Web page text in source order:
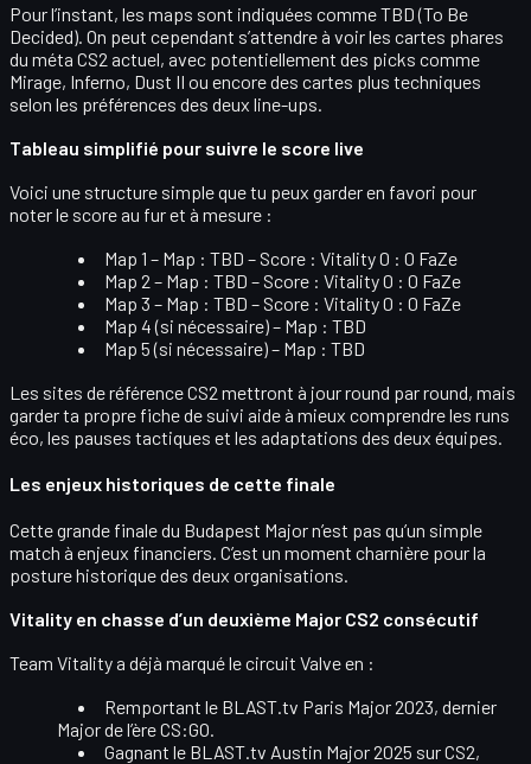
Pour l’instant, les maps sont indiquées commeTBD(To Be
Decided). On peut cependant s’attendre à voir les cartes phares
du méta CS2 actuel, avec potentiellement des picks comme
Mirage, Inferno, Dust II ou encore des cartes plus techniques
selon les préférences des deux line-ups.
Tableau simplifié pour suivre le score live
Voici une structure simple que tu peux garder en favori pour
noter le score au fur et à mesure :
Map 1 – Map : TBD – Score : Vitality 0 : 0 FaZe
Map 2 – Map : TBD – Score : Vitality 0 : 0 FaZe
Map 3 – Map : TBD – Score : Vitality 0 : 0 FaZe
Map 4(si nécessaire) – Map : TBD
Map 5(si nécessaire) – Map : TBD
Les sites de référence CS2 mettront à jourround par round, mais
garder ta propre fiche de suivi aide à mieux comprendre les runs
éco, les pauses tactiques et les adaptations des deux équipes.
Les enjeux historiques de cette finale
Cette grande finale du Budapest Major n’est pas qu’un simple
match à enjeux financiers. C’est un moment charnière pour la
posture historique des deux organisations.
Vitality en chasse d’un deuxième Major CS2 consécutif
Team Vitality a déjà marqué le circuit Valve en :
Remportant le BLAST.tv Paris Major 2023, dernier
Major de l’ère CS:GO.
Gagnant le BLAST.tv Austin Major 2025 sur CS2,